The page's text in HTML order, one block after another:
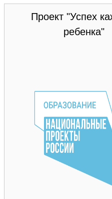
Проект "Успех
ребенка"